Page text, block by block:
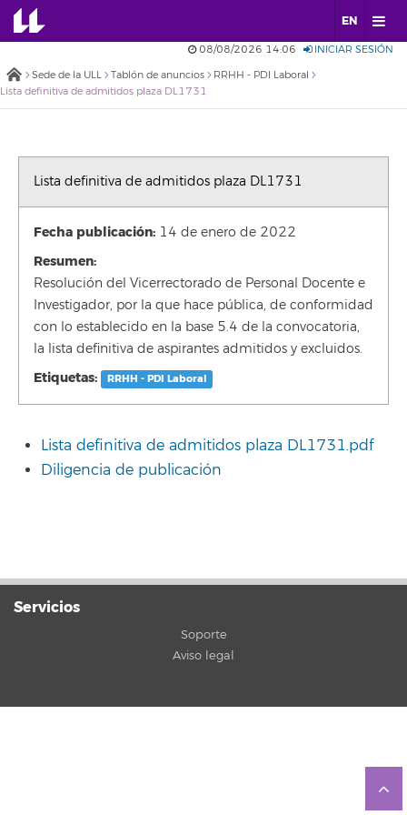
EN
08/08/2026 14:06 INICIAR SESIÓN
Sede de la ULL Tablón de anuncios
RRHH - PDI Laboral
Lista definitiva de admitidos plaza DL1731
Lista definitiva de admitidos plaza DL1731
Fecha publicación: 14 de enero de 2022
Resumen:
Resolución del Vicerrectorado de Personal Docente e
Investigador, por la que hace pública, de conformidad
con lo establecido en la base 5.4 de la convocatoria,
la lista definitiva de aspirantes admitidos y excluidos.
Etiquetas: RRHH - PDI Laboral
Lista definitiva de admitidos plaza DL1731.pdf
Diligencia de publicación
Servicios
Soporte
Aviso legal